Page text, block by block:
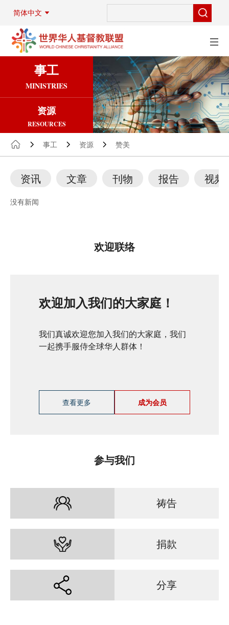
简体中文
事工
MINISTRIES
资源
RESOURCES
事工 资源 赞美
资讯 文章 刊物 报告 视频
没有新闻
欢迎联络
欢迎加入我们的大家庭！
我们真诚欢迎您加入我们的大家庭，我们
一起携手服侍全球华人群体！
查看更多 成为会员
参与我们
祷告
捐款
分享